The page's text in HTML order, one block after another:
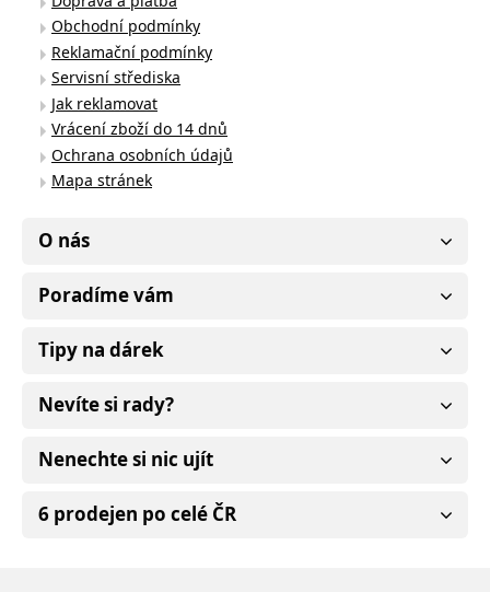
Obchodní podmínky
Reklamační podmínky
Servisní střediska
Jak reklamovat
Vrácení zboží do 14 dnů
Ochrana osobních údajů
Mapa stránek
O nás
Poradíme vám
Tipy na dárek
Nevíte si rady?
Nenechte si nic ujít
6 prodejen po celé ČR